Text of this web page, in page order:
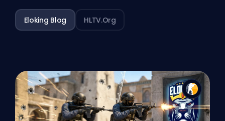
Eloking Blog HLTV.org